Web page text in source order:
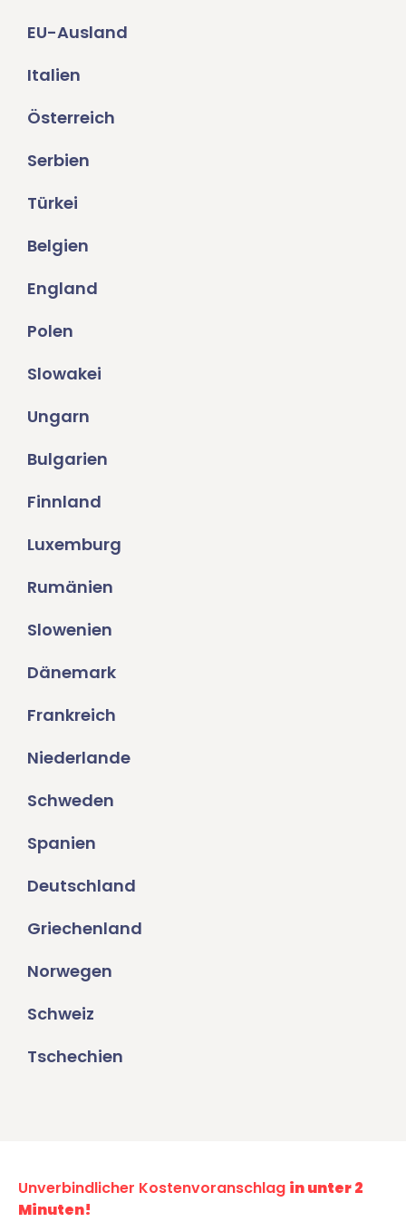
EU-Ausland
Italien
Österreich
Serbien
Türkei
Belgien
England
Polen
Slowakei
Ungarn
Bulgarien
Finnland
Luxemburg
Rumänien
Slowenien
Dänemark
Frankreich
Niederlande
Schweden
Spanien
Deutschland
Griechenland
Norwegen
Schweiz
Tschechien
Unverbindlicher Kostenvoranschlag in unter 2
Minuten!